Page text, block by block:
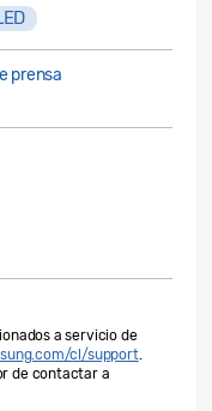
prensa
a servicio de
cl/support.
de contactar a